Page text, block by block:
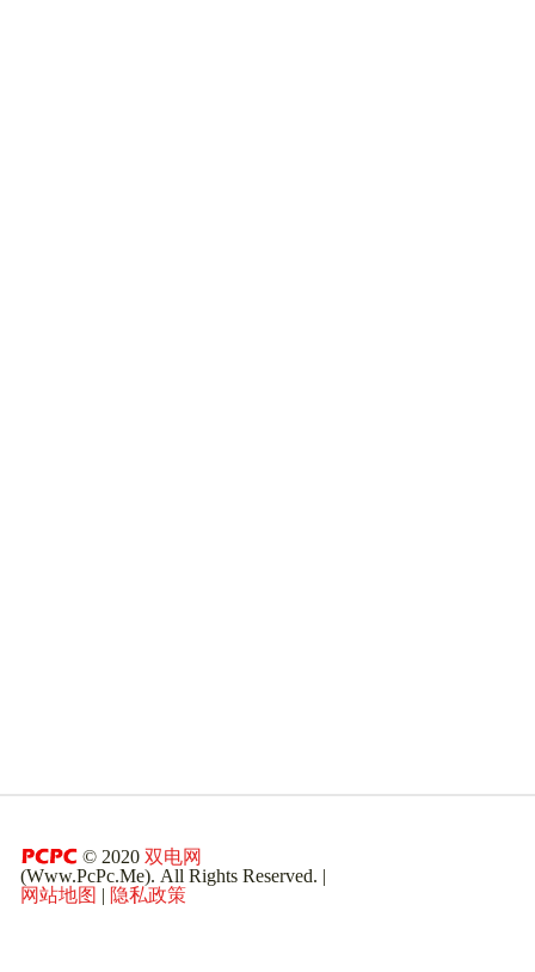
© 2020 双电网
(Www.PcPc.Me). All Rights Reserved. |
网站地图
隐私政策